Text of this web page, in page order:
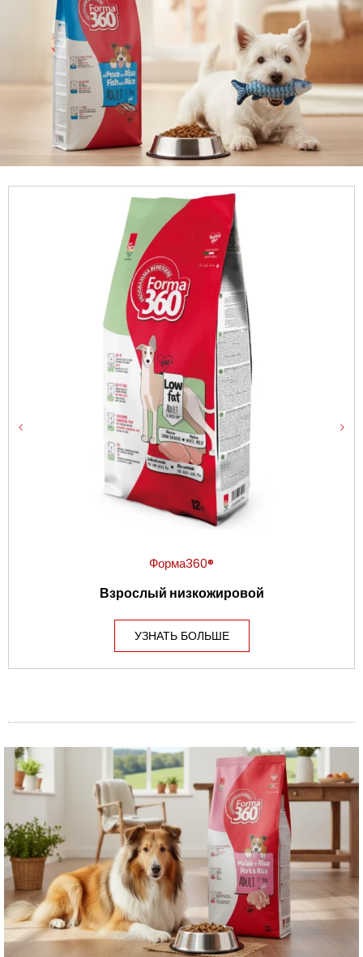
Форма360®
Взрослый низкожировой
УЗНАТЬ БОЛЬШЕ